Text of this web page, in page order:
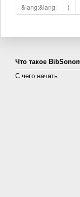
&lang;&lang; ⟨
Что такое
С чего начать